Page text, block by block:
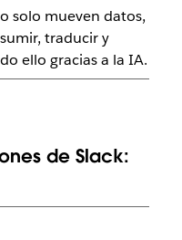
solo mueven datos,
traducir y
ello gracias a la IA.
de Slack: